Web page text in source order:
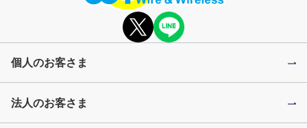
個人のお客さま
法人のお客さま